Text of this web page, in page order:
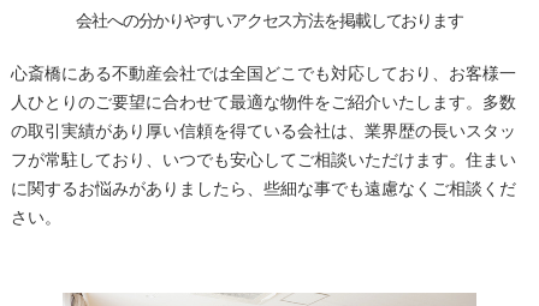
会社への分かりやすいアクセス方法を掲載しております
心斎橋にある不動産会社では全国どこでも対応しており、お客様一
人ひとりのご要望に合わせて最適な物件をご紹介いたします。多数
の取引実績があり厚い信頼を得ている会社は、業界歴の長いスタッ
フが常駐しており、いつでも安心してご相談いただけます。住まい
に関するお悩みがありましたら、些細な事でも遠慮なくご相談くだ
さい。